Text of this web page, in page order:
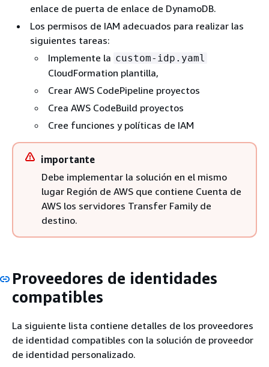
enlace de puerta de enlace de DynamoDB.
Los permisos de IAM adecuados para realizar las
siguientes tareas:
Implemente la custom-idp.yaml
CloudFormation plantilla,
Crear AWS CodePipeline proyectos
Crea AWS CodeBuild proyectos
Cree funciones y políticas de IAM
importante
Debe implementar la solución en el mismo
lugar Región de AWS que contiene Cuenta de
AWS los servidores Transfer Family de
destino.
Proveedores de identidades
compatibles
La siguiente lista contiene detalles de los proveedores
de identidad compatibles con la solución de proveedor
de identidad personalizado.